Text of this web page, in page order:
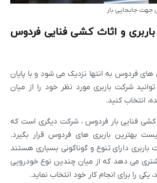
جابجایی بار
و اثاث کشی فنایی فردوس
های فردوس به انتها نزدیک می شود و با پایان
شرکت باربری مورد نظر خود را از میان
انتخاب کنید.
کشی فنایی بار فردوس ، شرکت دیگری است که
بهترین باربری های فردوس قرار بگیرد.
دارای تنوع و گوناگونی بسیاری هستند
می دهد که از میان چندین نوع خودرویی
یکی را برای انجام کار خود انتخاب نماید.